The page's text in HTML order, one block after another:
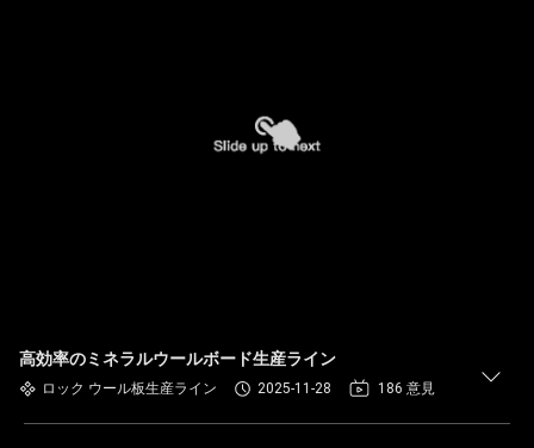
高効率のミネラルウールボード生産ライン
ロック ウール板生産ライン 2025-11-28 186 意見